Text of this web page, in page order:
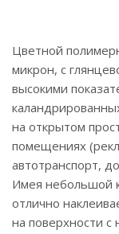
Цветной
микрон, с
высокими
на открытом
помещениях
автотранспорт,
Имея небольшой
отлично
на поверхности